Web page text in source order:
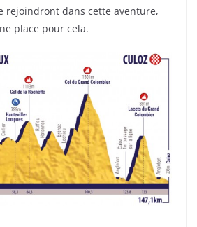
rejoindront dans cette aventure,
place pour cela.